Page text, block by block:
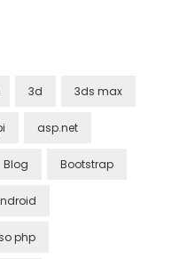
3d 3ds max
asp.net
Blog Bootstrap
php